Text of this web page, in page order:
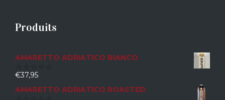
Produits
AMARETTO ADRIATICO BIANCO
0
5
€37,95
AMARETTO ADRIATICO ROASTED